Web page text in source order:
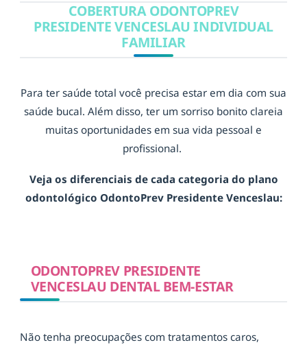
COBERTURA ODONTOPREV
PRESIDENTE VENCESLAU INDIVIDUAL
FAMILIAR
Para ter saúde total você precisa estar em dia com sua
saúde bucal. Além disso, ter um sorriso bonito clareia
muitas oportunidades em sua vida pessoal e
profissional.
Veja os diferenciais de cada categoria do plano
odontológico OdontoPrev Presidente Venceslau:
ODONTOPREV PRESIDENTE
VENCESLAU DENTAL BEM-ESTAR
Não tenha preocupações com tratamentos caros,